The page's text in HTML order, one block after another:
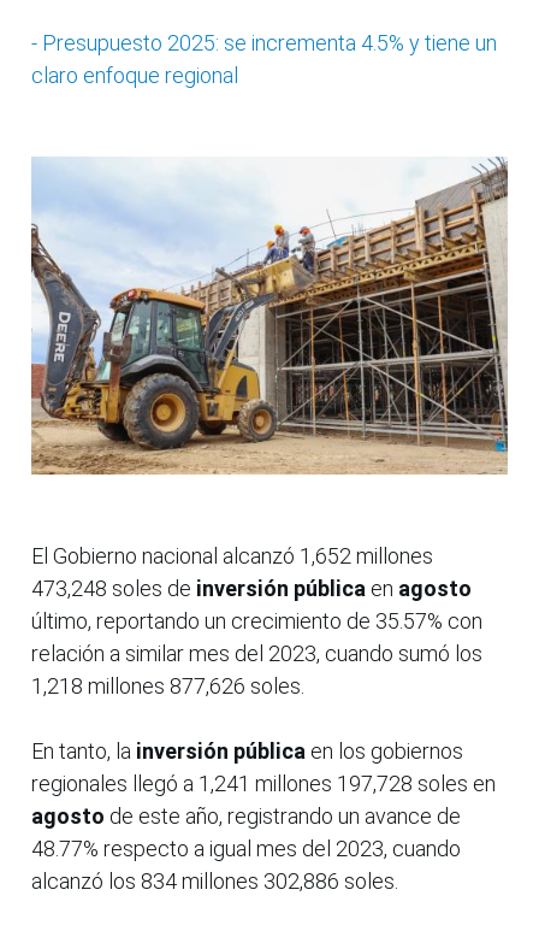
- Presupuesto 2025: se incrementa 4.5% y tiene un
claro enfoque regional
El Gobierno nacional alcanzó 1,652 millones
473,248 soles de inversión pública en agosto
último, reportando un crecimiento de 35.57% con
relación a similar mes del 2023, cuando sumó los
1,218 millones 877,626 soles.
En tanto, la inversión pública en los gobiernos
regionales llegó a 1,241 millones 197,728 soles en
agosto de este año, registrando un avance de
48.77% respecto a igual mes del 2023, cuando
alcanzó los 834 millones 302,886 soles.